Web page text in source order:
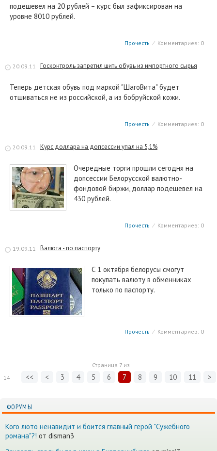
подешевел на 20 рублей – курс был зафиксирован на
уровне 8010 рублей.
Прочесть ⁄ Комментариев: 0
20.09.11 Госконтроль запретил шить обувь из импортного сырья
Теперь детская обувь под маркой "ШагоВита" будет
отшиваться не из российской, а из бобруйской кожи.
Прочесть ⁄ Комментариев: 0
20.09.11 Курс доллара на допсессии упал на 5,1%
Очередные торги прошли сегодня на
допсессии Белорусской валютно-
фондовой биржи, доллар подешевел на
430 рублей.
Прочесть ⁄ Комментариев: 0
19.09.11 Валюта - по паспорту
С 1 октября белорусы смогут
покупать валюту в обменниках
только по паспорту.
Прочесть ⁄ Комментариев: 0
Страница 7 из
14
<< < 3 4 5 6 7 8 9 10 11 >
ФОРУМЫ
Кого люто ненавидит и боится главный герой "Сужебного
романа"?! от disman3